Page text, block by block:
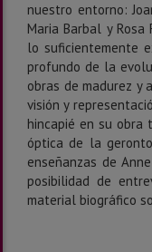
nuestro entorno:
Maria Barbal y
lo suficientemente
profundo de la
obras de madurez y
visión y
hincapié en su obra
óptica de la
enseñanzas de
posibilidad de
material biográfico